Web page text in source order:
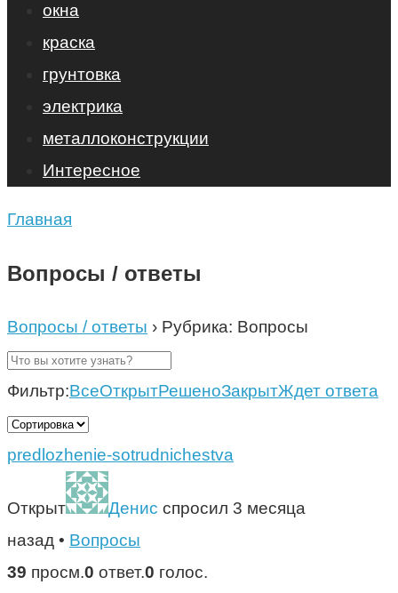
окна
краска
грунтовка
электрика
металлоконструкции
Интересное
Главная
Вопросы / ответы
Вопросы / ответы › Рубрика: Вопросы
Фильтр:ВсеОткрытРешеноЗакрытЖдет ответа
predlozhenie-sotrudnichestva
Открыт Денис спросил 3 месяца
назад • Вопросы
39 просм.0 ответ.0 голос.